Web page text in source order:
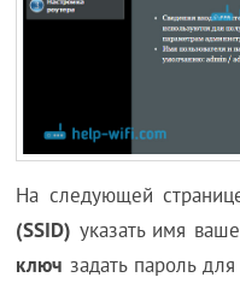
На следующей
(SSID) указать имя
ключ задать пароль